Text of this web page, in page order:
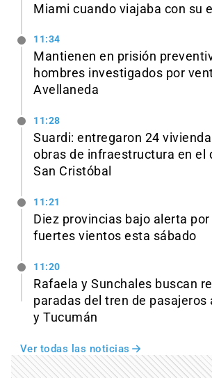
Miami cuando viajaba con su
11:34
Mantienen en prisión
hombres investigados por
Avellaneda
11:28
Suardi: entregaron 24
obras de infraestructura en el
San Cristóbal
11:21
Diez provincias bajo alerta
fuertes vientos esta sábado
11:20
Rafaela y Sunchales buscan
paradas del tren de pasajeros
y Tucumán
Ver todas las noticias